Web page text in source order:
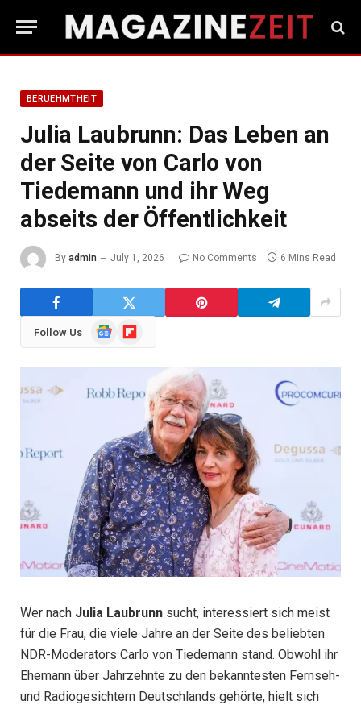
BERUEHMTHEIT
Julia Laubrunn: Das Leben an
der Seite von Carlo von
Tiedemann und ihr Weg
abseits der Öffentlichkeit
By admin July 1, 2026 No Comments 6 Mins Read
Follow Us
GoogleFlipboard
Wer nach Julia Laubrunn sucht, interessiert sich meist
für die Frau, die viele Jahre an der Seite des beliebten
NDR-Moderators Carlo von Tiedemann stand. Obwohl ihr
Ehemann über Jahrzehnte zu den bekanntesten Fernseh-
und Radiogesichtern Deutschlands gehörte, hielt sich